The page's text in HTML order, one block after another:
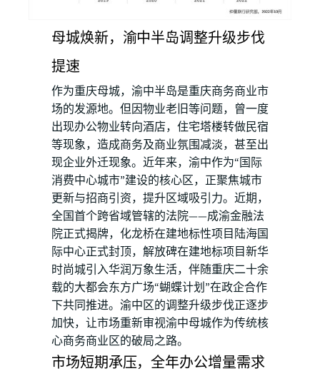
母城焕新，渝中半岛调整升级步伐
提速
作为重庆母城，渝中半岛是重庆商务商业市
场的发源地。但因物业老旧等问题，曾一度
出现办公物业转向酒店，住宅塔楼转做民宿
等现象，造成商务及商业氛围减淡，甚至出
现企业外迁现象。近年来，渝中作为“国际
消费中心城市”建设的核心区，正聚焦城市
更新与招商引资，提升区域吸引力。近期，
全国首个跨省域管辖的法院——成渝金融法
院正式揭牌，化龙桥在建地标性项目陆海国
际中心正式封顶，解放碑在建地标项目新华
时尚城引入华润万象生活，伴随重庆二十余
载的大都会东方广场“蝴蝶计划”在政企合作
下共同推进。渝中区的调整升级步伐正逐步
加快，让市场重新审视渝中母城作为传统核
心商务商业区的破局之路。
市场短期承压，全年办公增量需求